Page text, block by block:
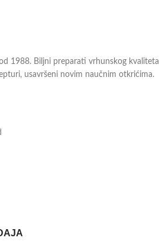
1988. Biljni preparati vrhunskog kvaliteta
usavršeni novim naučnim otkrićima.